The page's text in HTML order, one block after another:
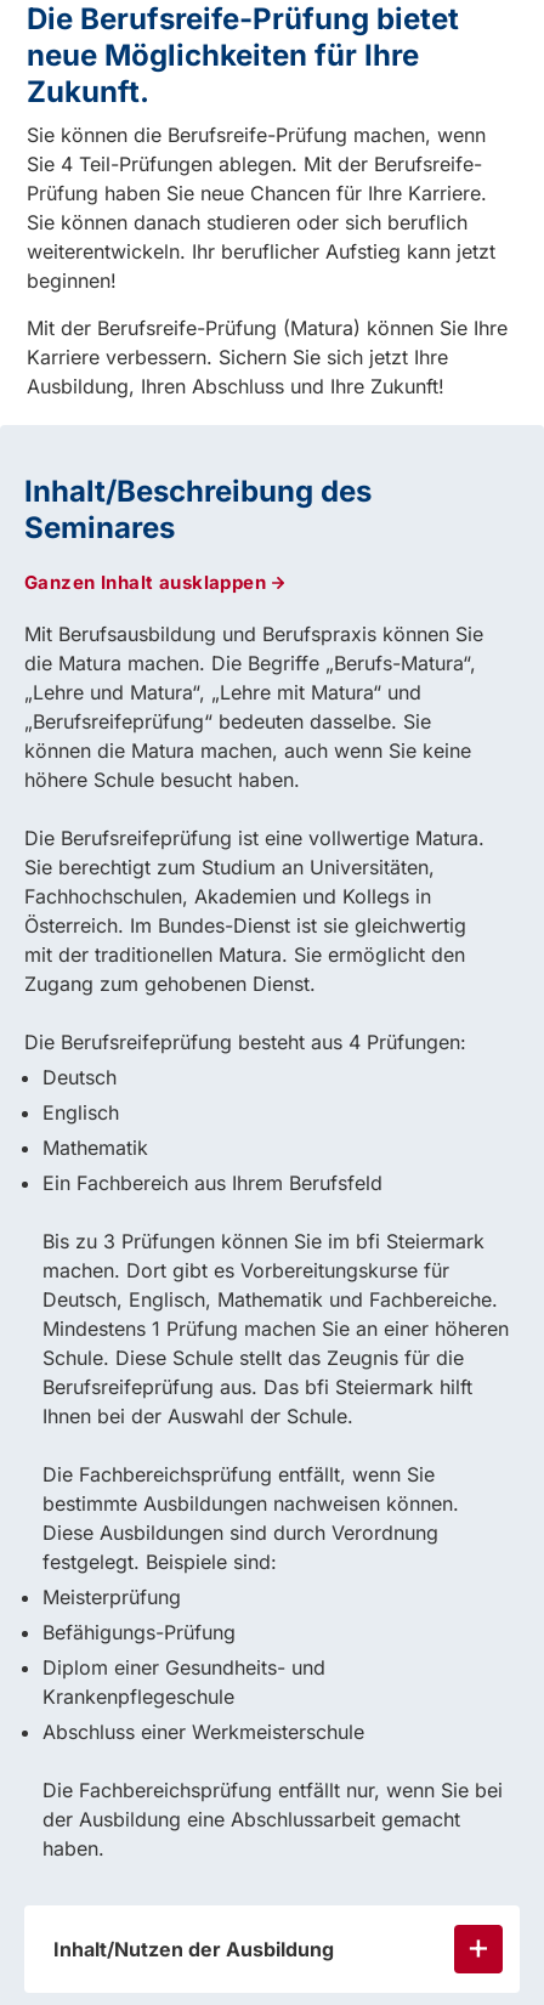
Die Berufsreife-Prüfung bietet
neue Möglichkeiten für Ihre
Zukunft.
Sie können die Berufsreife-Prüfung machen, wenn
Sie 4 Teil-Prüfungen ablegen. Mit der Berufsreife-
Prüfung haben Sie neue Chancen für Ihre Karriere.
Sie können danach studieren oder sich beruflich
weiterentwickeln. Ihr beruflicher Aufstieg kann jetzt
beginnen!
Mit der Berufsreife-Prüfung (Matura) können Sie Ihre
Karriere verbessern. Sichern Sie sich jetzt Ihre
Ausbildung, Ihren Abschluss und Ihre Zukunft!
Inhalt/Beschreibung des
Seminares
Ganzen Inhalt ausklappen
Mit Berufsausbildung und Berufspraxis können Sie
die Matura machen. Die Begriffe „Berufs-Matura“,
„Lehre und Matura“, „Lehre mit Matura“ und
„Berufsreifeprüfung“ bedeuten dasselbe. Sie
können die Matura machen, auch wenn Sie keine
höhere Schule besucht haben.
Die Berufsreifeprüfung ist eine vollwertige Matura.
Sie berechtigt zum Studium an Universitäten,
Fachhochschulen, Akademien und Kollegs in
Österreich. Im Bundes-Dienst ist sie gleichwertig
mit der traditionellen Matura. Sie ermöglicht den
Zugang zum gehobenen Dienst.
Die Berufsreifeprüfung besteht aus 4 Prüfungen:
Deutsch
Englisch
Mathematik
Ein Fachbereich aus Ihrem Berufsfeld
Bis zu 3 Prüfungen können Sie im bfi Steiermark
machen. Dort gibt es Vorbereitungskurse für
Deutsch, Englisch, Mathematik und Fachbereiche.
Mindestens 1 Prüfung machen Sie an einer höheren
Schule. Diese Schule stellt das Zeugnis für die
Berufsreifeprüfung aus. Das bfi Steiermark hilft
Ihnen bei der Auswahl der Schule.
Die Fachbereichsprüfung entfällt, wenn Sie
bestimmte Ausbildungen nachweisen können.
Diese Ausbildungen sind durch Verordnung
festgelegt. Beispiele sind:
Meisterprüfung
Befähigungs-Prüfung
Diplom einer Gesundheits- und
Krankenpflegeschule
Abschluss einer Werkmeisterschule
Die Fachbereichsprüfung entfällt nur, wenn Sie bei
der Ausbildung eine Abschlussarbeit gemacht
haben.
Inhalt/Nutzen der Ausbildung